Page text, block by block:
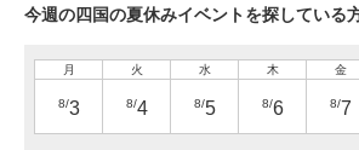
今週の四国の夏休みイベントを探している
月
8/3
火
8/4
水
8/5
木
8/6
金
8/7